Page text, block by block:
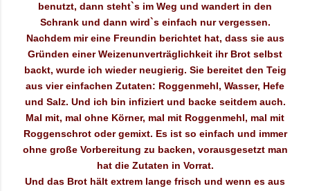
benutzt, dann steht`s im Weg und wandert in den
Schrank und dann wird`s einfach nur vergessen.
Nachdem mir eine Freundin berichtet hat, dass sie aus
Gründen einer Weizenunverträglichkeit ihr Brot selbst
backt, wurde ich wieder neugierig. Sie bereitet den Teig
aus vier einfachen Zutaten: Roggenmehl, Wasser, Hefe
und Salz. Und ich bin infiziert und backe seitdem auch.
Mal mit, mal ohne Körner, mal mit Roggenmehl, mal mit
Roggenschrot oder gemixt. Es ist so einfach und immer
ohne große Vorbereitung zu backen, vorausgesetzt man
hat die Zutaten in Vorrat.
Und das Brot hält extrem lange frisch und wenn es aus